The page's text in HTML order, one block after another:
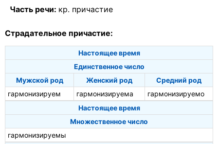
Часть речи: кр. причастие
Страдательное причастие:
Настоящее время
Единственное число
Мужской род
Женский род
Средний род
гармонизируем
гармонизируема
гармонизируемо
Настоящее время
Множественное число
гармонизируемы